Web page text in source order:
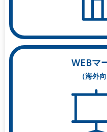
WEBマ
（海外